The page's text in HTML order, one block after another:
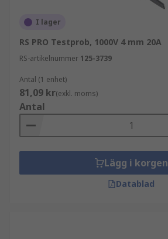
I lager
RS PRO Testprob, 1000V 4 mm 20A
RS-artikelnummer 125-3739
Antal (1 enhet)
81,09 kr(exkl. moms)
Antal
Lägg i korgen
Datablad